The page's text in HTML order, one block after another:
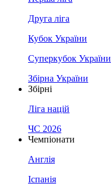
Друга ліга
Кубок України
Суперкубок України
Збірна України
Збірні
Ліга націй
ЧС 2026
Чемпіонати
Англія
Іспанія